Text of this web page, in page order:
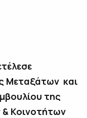
Μεταξάτων και
της
Κοινοτήτων